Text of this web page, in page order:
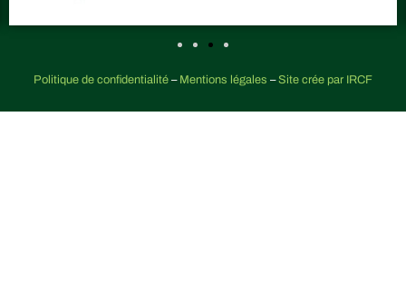
Politique de confidentialité – Mentions légales –Site crée par IRCF